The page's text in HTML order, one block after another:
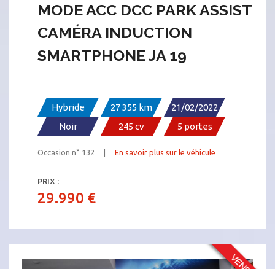
MODE ACC DCC PARK ASSIST
CAMÉRA INDUCTION
SMARTPHONE JA 19
Hybride 27 355 km
21/02/2022
Noir
245 cv 5 portes
Occasion n° 132 | En savoir plus sur le véhicule
PRIX :
29.990 €